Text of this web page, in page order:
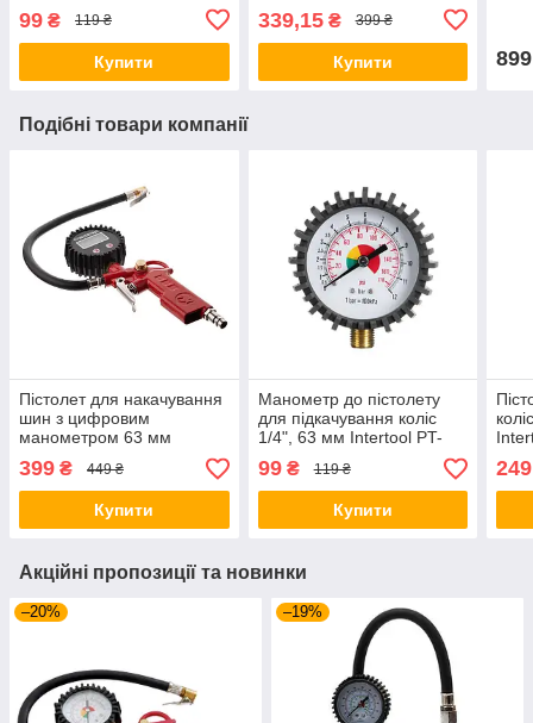
99 ₴ 119 ₴
Купити
339,15₴ 399 ₴
Купити 899
Подібні товари компанії
Пістолет для накачування
шин з цифровим
манометром 63 мм
Intertool PT-0508
399 ₴ 449 ₴
Купити
Манометр до пістолету
для підкачування коліс
1/4", 63 мм Intertool PT-
0502
99₴ 119 ₴
Купити
249
Акційні пропозиції та новинки
–20% –19%